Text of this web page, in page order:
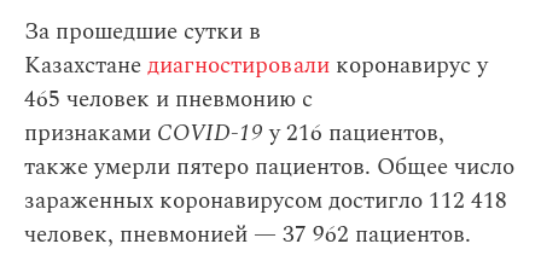
За прошедшие сутки в
Казахстанедиагностировали коронавирус у
465 человек и пневмонию с
признаками COVID-19у 216 пациентов,
также умерли пятеро пациентов. Общее число
зараженных коронавирусом достигло 112 418
человек, пневмонией — 37 962 пациентов.